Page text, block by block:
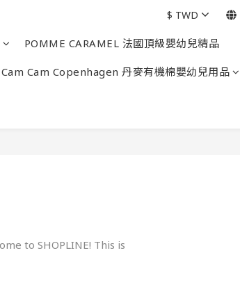
POMME CARAMEL 法國頂級嬰幼兒精品
Cam Cam Copenhagen 丹麥有機棉嬰幼兒用品
$ TWD